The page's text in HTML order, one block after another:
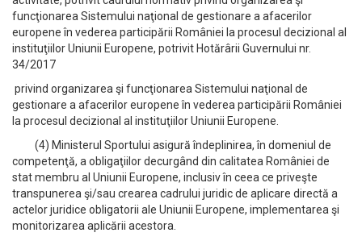
funcţionarea Sistemului naţional de gestionare a afacerilor
europene în vederea participării României la procesul decizional al
instituţiilor Uniunii Europene, potrivit Hotărârii Guvernului nr.
34/2017
privind organizarea şi funcţionarea Sistemului naţional de
gestionare a afacerilor europene în vederea participării României
la procesul decizional al instituţiilor Uniunii Europene.
(4) Ministerul Sportului asigură îndeplinirea, în domeniul de
competenţă, a obligaţiilor decurgând din calitatea României de
stat membru al Uniunii Europene, inclusiv în ceea ce priveşte
transpunerea şi/sau crearea cadrului juridic de aplicare directă a
actelor juridice obligatorii ale Uniunii Europene, implementarea şi
monitorizarea aplicării acestora.